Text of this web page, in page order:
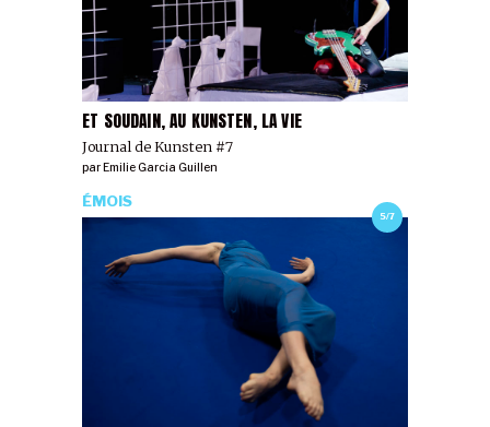
ET SOUDAIN, AU KUNSTEN, LA VIE
Journal de Kunsten #7
parEmilie Garcia Guillen
5/7
ÉMOIS